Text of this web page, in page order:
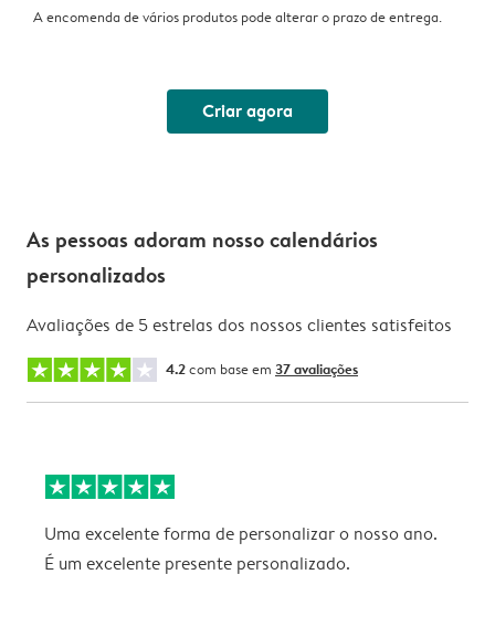
A encomenda de vários produtos pode alterar o prazo de entrega.
Criar agora
As pessoas adoram nosso calendários
personalizados
Avaliações de 5 estrelas dos nossos clientes satisfeitos
4.2com base em 37 avaliações
Uma excelente forma de personalizar o nosso ano.
É um excelente presente personalizado.